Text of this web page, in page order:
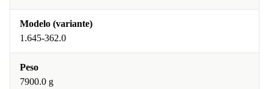
Modelo (variante)
1.645-362.0
Peso
7900.0 g